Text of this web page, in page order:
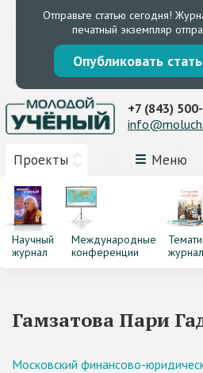
Отправьте статью сегодня!
печатный экземпляр
Опубликовать
Проекты Меню
+7 (843)
Научный
журнал
Международные
конференции
Гамзатова Пари
Московский финансово-